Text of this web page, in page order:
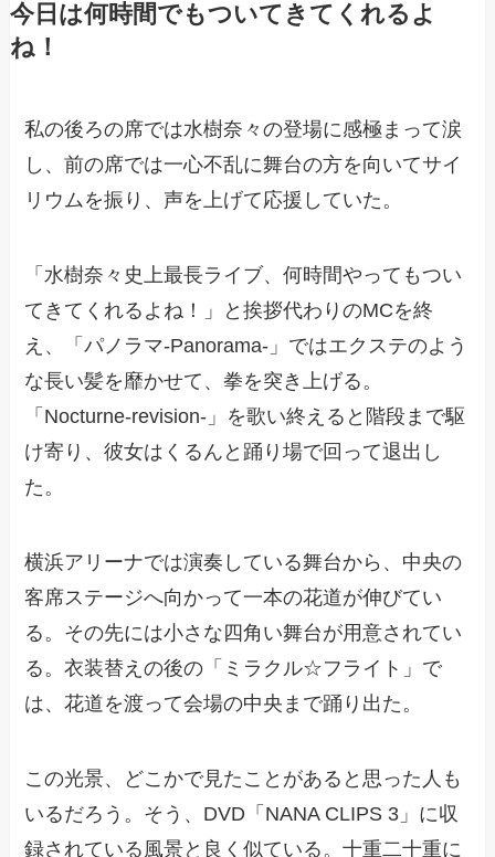
今日は何時間でもついてきてくれるよ
ね！
私の後ろの席では水樹奈々の登場に感極まって涙
し、前の席では一心不乱に舞台の方を向いてサイ
リウムを振り、声を上げて応援していた。
「水樹奈々史上最長ライブ、何時間やってもつい
てきてくれるよね！」と挨拶代わりのMCを終
え、「パノラマ-Panorama-」ではエクステのよう
な長い髪を靡かせて、拳を突き上げる。
「Nocturne-revision-」を歌い終えると階段まで駆
け寄り、彼女はくるんと踊り場で回って退出し
た。
横浜アリーナでは演奏している舞台から、中央の
客席ステージへ向かって一本の花道が伸びてい
る。その先には小さな四角い舞台が用意されてい
る。衣装替えの後の「ミラクル☆フライト」で
は、花道を渡って会場の中央まで踊り出た。
この光景、どこかで見たことがあると思った人も
いるだろう。そう、DVD「NANA CLIPS 3」に収
録されている風景と良く似ている。十重二十重に